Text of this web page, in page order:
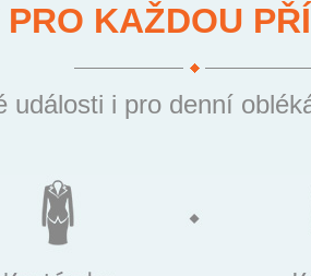
PRO KAŽDOU
události i pro denní